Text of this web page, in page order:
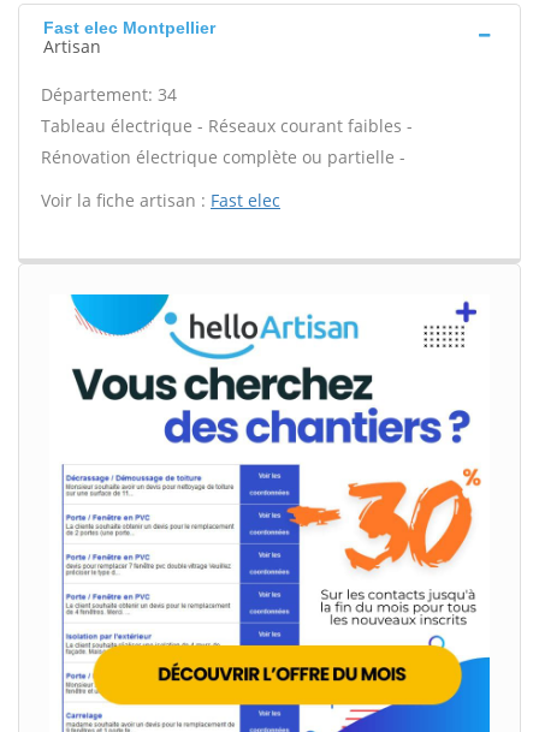
Fast elec Montpellier
Artisan
Département: 34
Tableau électrique - Réseaux courant faibles -
Rénovation électrique complète ou partielle -
Voir la fiche artisan : Fast elec